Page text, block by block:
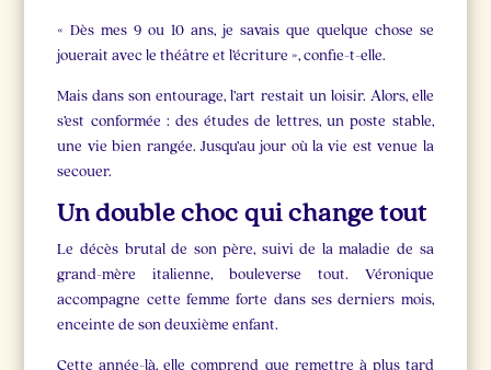
« Dès mes 9 ou 10 ans, je savais que quelque chose se
jouerait avec le théâtre et l’écriture », confie-t-elle.
Mais dans son entourage, l’art restait un loisir. Alors, elle
s’est conformée : des études de lettres, un poste stable,
une vie bien rangée. Jusqu’au jour où la vie est venue la
secouer.
Un double choc qui change tout
Le décès brutal de son père, suivi de la maladie de sa
grand-mère italienne, bouleverse tout. Véronique
accompagne cette femme forte dans ses derniers mois,
enceinte de son deuxième enfant.
Cette année-là, elle comprend que remettre à plus tard